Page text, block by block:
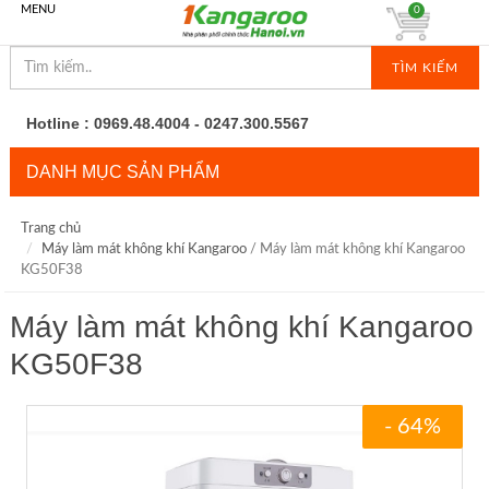
MENU
TÌM KIẾM
0
Hotline : 0969.48.4004 - 0247.300.5567
DANH MỤC SẢN PHẨM
Trang chủ
Máy làm mát không khí Kangaroo/ Máy làm mát không khí Kangaroo
KG50F38
Máy làm mát không khí Kangaroo
KG50F38
- 64%